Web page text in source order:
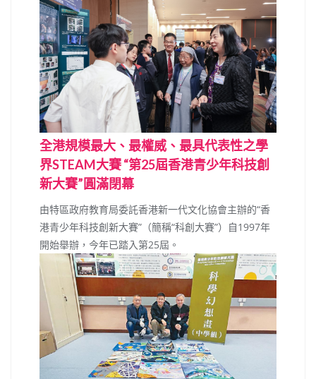
全港規模最大、最權威、最具代表性之學
界STEAM大賽 “第25屆香港青少年科技創
新大賽”圓滿閉幕
由特區政府教育局委託香港新一代文化協會主辦的“香
港青少年科技創新大賽”（簡稱“科創大賽”）自1997年
開始舉辦，今年已踏入第25屆。